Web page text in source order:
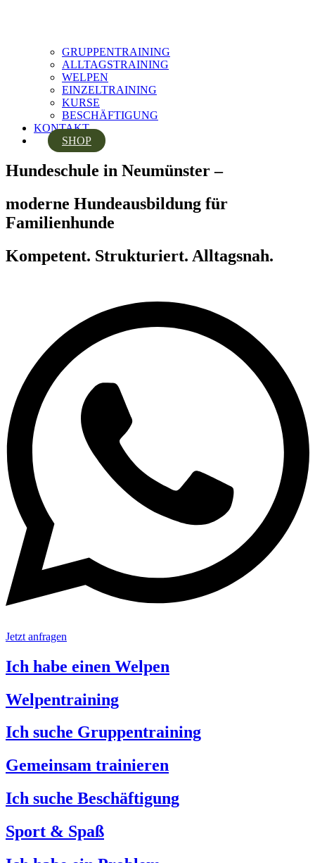
GRUPPENTRAINING
ALLTAGSTRAINING
WELPEN
EINZELTRAINING
KURSE
BESCHÄFTIGUNG
KONTAKT
SHOP
Hundeschule in Neumünster –
moderne Hundeausbildung für
Familienhunde
Kompetent. Strukturiert. Alltagsnah.
Jetzt anfragen
Ich habe einen Welpen
Welpentraining
Ich suche Gruppentraining
Gemeinsam trainieren
Ich suche Beschäftigung
Sport & Spaß